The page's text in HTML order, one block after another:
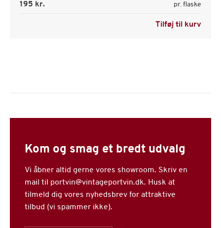
195 kr. pr. flaske
Tilføj til kurv
Kom og smag et bredt udvalg
Vi åbner altid gerne vores showroom. Skriv en
mail til portvin@vintageportvin.dk. Husk at
tilmeld dig vores nyhedsbrev for attraktive
tilbud (vi spammer ikke).